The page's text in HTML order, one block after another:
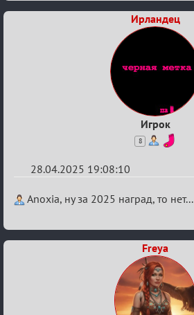
Ирландец
Игрок
8
28.04.2025 19:08:10
Re:
о
Anoxia, ну за 2025 наград, то нет...
Freya